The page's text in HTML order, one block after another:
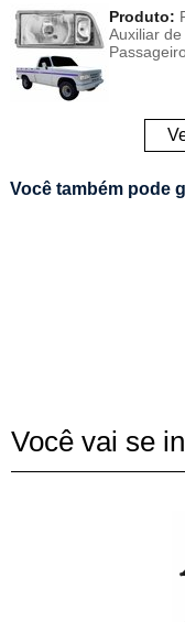
Produto:
Auxiliar
Você também pode
Você vai se